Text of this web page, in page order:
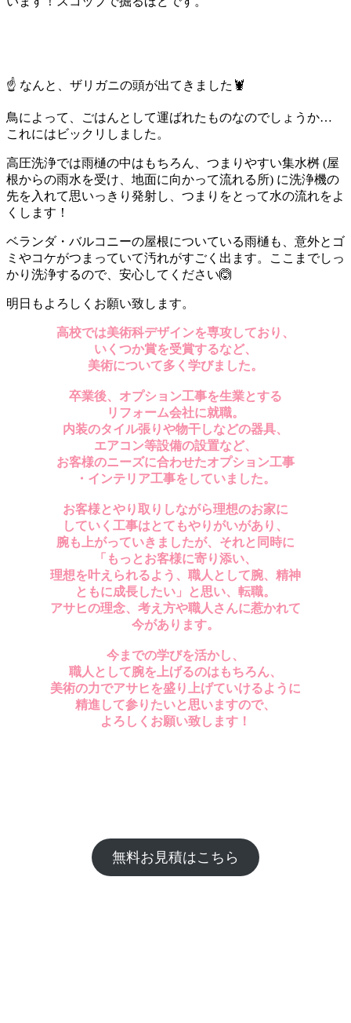
☝ なんと、ザリガニの頭が出てきました🦞
鳥によって、ごはんとして運ばれたものなのでしょうか…
これにはビックリしました。
高圧洗浄では雨樋の中はもちろん、つまりやすい集水桝 (屋
根からの雨水を受け、地面に向かって流れる所) に洗浄機の
先を入れて思いっきり発射し、つまりをとって水の流れをよ
くします！
ベランダ・バルコニーの屋根についている雨樋も、意外とゴ
ミやコケがつまっていて汚れがすごく出ます。ここまでしっ
かり洗浄するので、安心してください🙆
明日もよろしくお願い致します。
高校では美術科デザインを専攻しており、
いくつか賞を受賞するなど、
美術について多く学びました。
卒業後、オプション工事を生業とする
リフォーム会社に就職。
内装のタイル張りや物干しなどの器具、
エアコン等設備の設置など、
お客様のニーズに合わせたオプション工事
・インテリア工事をしていました。
お客様とやり取りしながら理想のお家に
していく工事はとてもやりがいがあり、
腕も上がっていきましたが、それと同時に
「 もっとお客様に寄り添い、
理想を叶えられるよう、職人として腕、精神
ともに成長したい 」と思い、転職。
アサヒの理念、考え方や職人さんに惹かれて
今があります。
今までの学びを活かし、
職人として腕を上げるのはもちろん、
美術の力でアサヒを盛り上げていけるように
精進して参りたいと思いますので、
よろしくお願い致します！
無料お見積はこちら